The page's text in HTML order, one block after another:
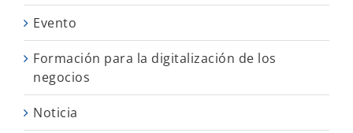
Evento
Formación para la digitalización de los
negocios
Noticia